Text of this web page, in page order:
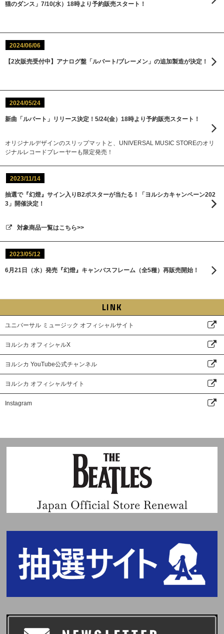
猫のダンス」7/10(水）18時より予約販売スタート！
2024/06/06
【2次販売受付中】アナログ盤「ルバート/ブレーメン」の追加製造が決定！
2024/05/24
新曲「ルバート」リリース決定！5/24(金）18時より予約販売スタート！
オリジナルデザインのスリップマットと、UNIVERSAL MUSIC STOREのオリ
ジナルレコードプレーヤーも限定発売！
2023/11/14
抽選で『幻燈』サイン入りB2ポスターが当たる！「ヨルシカキャンペーン202
3」開催決定！
対象商品一覧はこちら>>
2023/05/12
6月21日（水）発売『幻燈』キャンバスフレーム（全5種）再販売開始！
LINK
ユニバーサル ミュージック オフィシャルサイト
ヨルシカ オフィシャルX
ヨルシカ YouTube公式チャンネル
ヨルシカ オフィシャルサイト
Instagram